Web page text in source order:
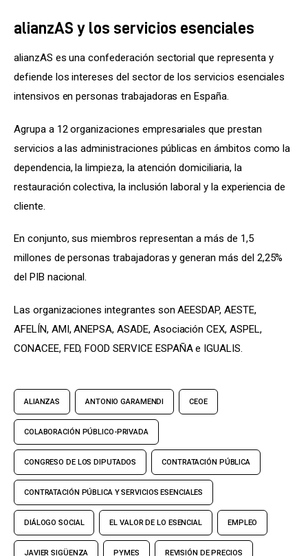
alianzAS y los servicios esenciales
alianzAS es una confederación sectorial que representa y
defiende los intereses del sector de los servicios esenciales
intensivos en personas trabajadoras en España.
Agrupa a 12 organizaciones empresariales que prestan
servicios a las administraciones públicas en ámbitos como la
dependencia, la limpieza, la atención domiciliaria, la
restauración colectiva, la inclusión laboral y la experiencia de
cliente.
En conjunto, sus miembros representan a más de 1,5
millones de personas trabajadoras y generan más del 2,25%
del PIB nacional.
Las organizaciones integrantes son AEESDAP, AESTE,
AFELÍN, AMI, ANEPSA, ASADE, Asociación CEX, ASPEL,
CONACEE, FED, FOOD SERVICE ESPAÑA e IGUALIS.
ALIANZAS ANTONIO GARAMENDI CEOE
COLABORACIÓN PÚBLICO-PRIVADA
CONGRESO DE LOS DIPUTADOS CONTRATACIÓN PÚBLICA
CONTRATACIÓN PÚBLICA Y SERVICIOS ESENCIALES
DIÁLOGO SOCIAL EL VALOR DE LO ESENCIAL EMPLEO
JAVIER SIGÜENZA PYMES REVISIÓN DE PRECIOS